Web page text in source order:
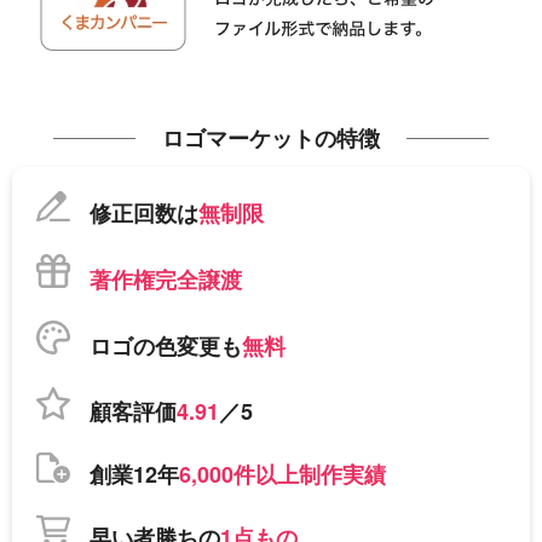
ロゴマーケットの特徴
修正回数は無制限
著作権完全譲渡
ロゴの色変更も無料
顧客評価4.91／5
創業12年6,000件以上制作実績